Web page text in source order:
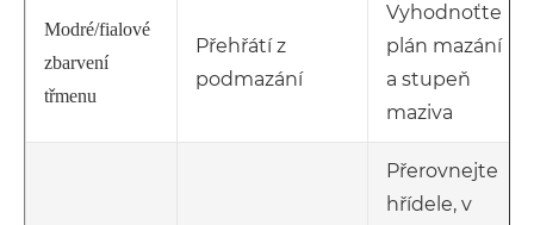
Modré/fialové
zbarvení
třmenu
Přehřátí z
podmazání
Vyhodnoťte
plán mazání
a stupeň
maziva
Přerovnejte
hřídele, v